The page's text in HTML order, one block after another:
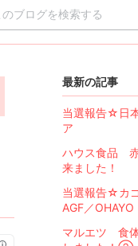
最新の記事
当選報告☆日
ア
ハウス食品
来ました！
当選報告☆カ
AGF／OHAYO
マルエツ 食